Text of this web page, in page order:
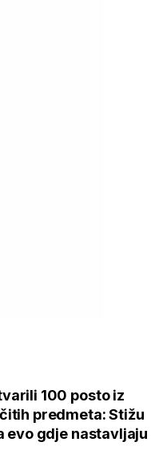
100 posto iz
predmeta: Stižu
evo gdje nastavljaju